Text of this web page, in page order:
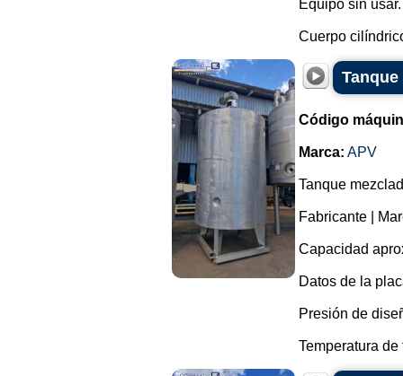
Equipo sin usar.
Cuerpo
Código
Marca: APV
Tanque
Fabricante |
Capacidad
Datos de la
Presión de
Temperatura